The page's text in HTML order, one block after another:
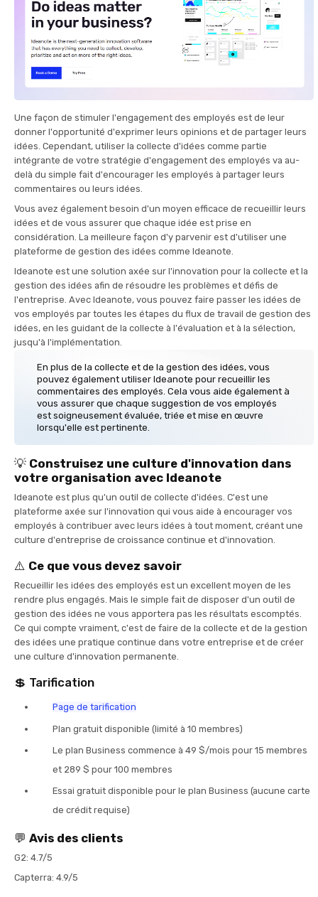
Une façon de stimuler l'engagement des employés est de leur
donner l'opportunité d'exprimer leurs opinions et de partager leurs
idées. Cependant, utiliser la collecte d'idées comme partie
intégrante de votre stratégie d'engagement des employés va au-
delà du simple fait d'encourager les employés à partager leurs
commentaires ou leurs idées.
Vous avez également besoin d'un moyen efficace de recueillir leurs
idées et de vous assurer que chaque idée est prise en
considération. La meilleure façon d'y parvenir est d'utiliser une
plateforme de gestion des idées comme Ideanote.
Ideanote est une solution axée sur l'innovation pour la collecte et la
gestion des idées afin de résoudre les problèmes et défis de
l'entreprise. Avec Ideanote, vous pouvez faire passer les idées de
vos employés par toutes les étapes du flux de travail de gestion des
idées, en les guidant de la collecte à l'évaluation et à la sélection,
jusqu'à l'implémentation.
En plus de la collecte et de la gestion des idées, vous
pouvez également utiliser Ideanote pour recueillir les
commentaires des employés. Cela vous aide également à
vous assurer que chaque suggestion de vos employés
est soigneusement évaluée, triée et mise en œuvre
lorsqu'elle est pertinente.
💡 Construisez une culture d'innovation dans
votre organisation avec Ideanote
Ideanote est plus qu'un outil de collecte d'idées. C'est une
plateforme axée sur l'innovation qui vous aide à encourager vos
employés à contribuer avec leurs idées à tout moment, créant une
culture d'entreprise de croissance continue et d'innovation.
⚠️ Ce que vous devez savoir
Recueillir les idées des employés est un excellent moyen de les
rendre plus engagés. Mais le simple fait de disposer d'un outil de
gestion des idées ne vous apportera pas les résultats escomptés.
Ce qui compte vraiment, c'est de faire de la collecte et de la gestion
des idées une pratique continue dans votre entreprise et de créer
une culture d'innovation permanente.
💲 Tarification
Page de tarification
Plan gratuit disponible (limité à 10 membres)
Le plan Business commence à 49 $/mois pour 15 membres
et 289 $ pour 100 membres
Essai gratuit disponible pour le plan Business (aucune carte
de crédit requise)
💬 Avis des clients
G2: 4.7/5
Capterra: 4.9/5